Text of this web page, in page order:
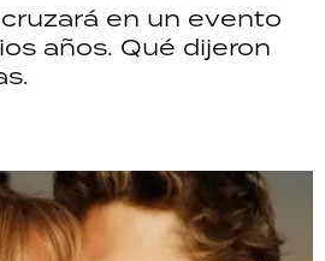
en un evento
años. Qué dijeron